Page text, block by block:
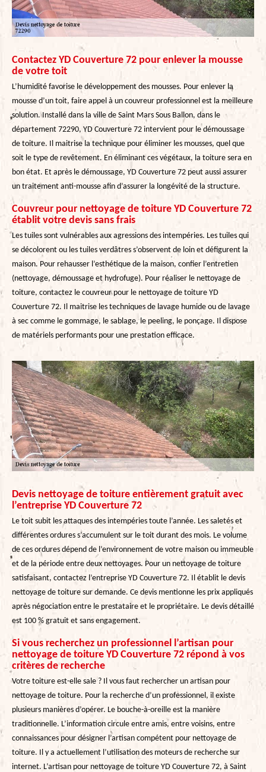
Contactez YD Couverture 72 pour enlever la mousse
de votre toit
L’humidité favorise le développement des mousses. Pour enlever la
mousse d’un toit, faire appel à un couvreur professionnel est la meilleure
solution. Installé dans la ville de Saint Mars Sous Ballon, dans le
département 72290, YD Couverture 72 intervient pour le démoussage
de toiture. Il maitrise la technique pour éliminer les mousses, quel que
soit le type de revêtement. En éliminant ces végétaux, la toiture sera en
bon état. Et après le démoussage, YD Couverture 72 peut aussi assurer
un traitement anti-mousse afin d’assurer la longévité de la structure.
Couvreur pour nettoyage de toiture YD Couverture 72
établit votre devis sans frais
Les tuiles sont vulnérables aux agressions des intempéries. Les tuiles qui
se décolorent ou les tuiles verdâtres s’observent de loin et défigurent la
maison. Pour rehausser l’esthétique de la maison, confier l’entretien
(nettoyage, démoussage et hydrofuge). Pour réaliser le nettoyage de
toiture, contactez le couvreur pour le nettoyage de toiture YD
Couverture 72. Il maitrise les techniques de lavage humide ou de lavage
à sec comme le gommage, le sablage, le peeling, le ponçage. Il dispose
de matériels performants pour une prestation efficace.
Devis nettoyage de toiture entièrement gratuit avec
l’entreprise YD Couverture 72
Le toit subit les attaques des intempéries toute l’année. Les saletés et
différentes ordures s’accumulent sur le toit durant des mois. Le volume
de ces ordures dépend de l’environnement de votre maison ou immeuble
et de la période entre deux nettoyages. Pour un nettoyage de toiture
satisfaisant, contactez l’entreprise YD Couverture 72. Il établit le devis
nettoyage de toiture sur demande. Ce devis mentionne les prix appliqués
après négociation entre le prestataire et le propriétaire. Le devis détaillé
est 100 % gratuit et sans engagement.
Si vous recherchez un professionnel l’artisan pour
nettoyage de toiture YD Couverture 72 répond à vos
critères de recherche
Votre toiture est-elle sale ? Il vous faut rechercher un artisan pour
nettoyage de toiture. Pour la recherche d’un professionnel, il existe
plusieurs manières d’opérer. Le bouche-à-oreille est la manière
traditionnelle. L’information circule entre amis, entre voisins, entre
connaissances pour désigner l’artisan compétent pour nettoyage de
toiture. Il y a actuellement l’utilisation des moteurs de recherche sur
internet. L’artisan pour nettoyage de toiture YD Couverture 72, à Saint